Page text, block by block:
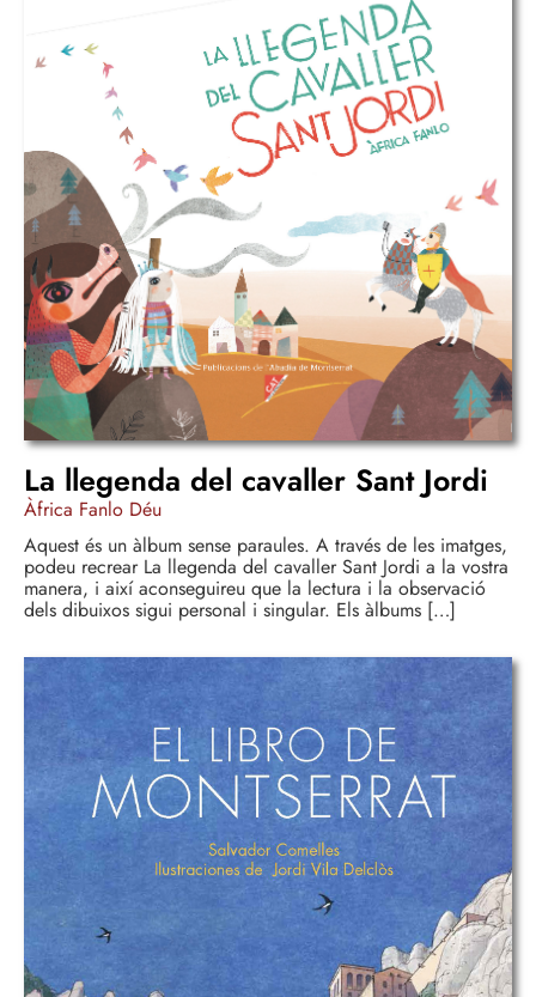
La llegenda del cavaller Sant Jordi
Àfrica Fanlo Déu
Aquest és un àlbum sense paraules. A través de les imatges,
podeu recrear La llegenda del cavaller Sant Jordi a la vostra
manera, i així aconseguireu que la lectura i la observació
dels dibuixos sigui personal i singular. Els àlbums […]